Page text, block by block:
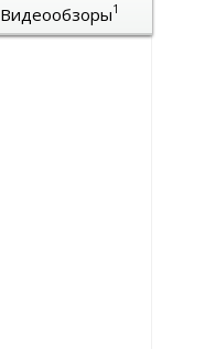
Видеообзоры1